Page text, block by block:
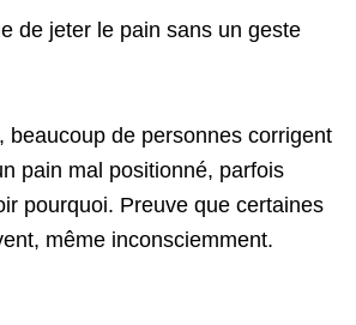
de jeter le pain sans un geste
beaucoup de personnes corrigent
pain mal positionné, parfois
pourquoi. Preuve que certaines
même inconsciemment.